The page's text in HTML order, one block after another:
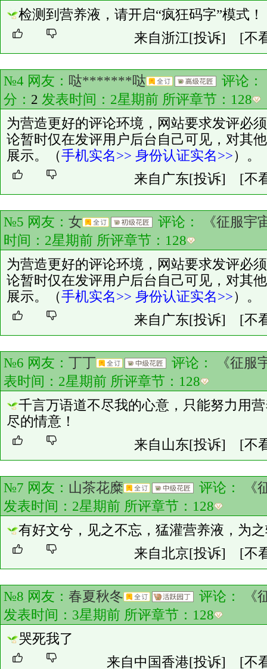
检测到营养液，请开启“疯狂码字”模式！
来自浙江[投诉] [不
№4 网友： 哒*******哒 评论：
分： 2 发表时间：2星期前 所评章节： 128
为营造更好的评论环境，网站要求发评必
论暂时仅在发评用户后台自己可见，对其
展示。（手机实名>> 身份认证实名>>）。
来自广东[投诉] [不
№5 网友： 女 评论：
《征服宇
时间：2星期前 所评章节： 128
为营造更好的评论环境，网站要求发评必
论暂时仅在发评用户后台自己可见，对其
展示。（手机实名>> 身份认证实名>>）。
来自广东[投诉] [不
№6 网友： 丁丁 评论：
《征服
表时间：2星期前 所评章节： 128
千言万语道不尽我的心意，只能努力用
尽的情意！
来自山东[投诉] [不
№7 网友： 山茶花糜 评论：
《
发表时间：2星期前 所评章节： 128
有好文兮，见之不忘，猛灌营养液，为
来自北京[投诉] [不
№8 网友： 春夏秋冬 评论：
《
发表时间：3星期前 所评章节： 128
哭死我了
来自中国香港[投诉] [不